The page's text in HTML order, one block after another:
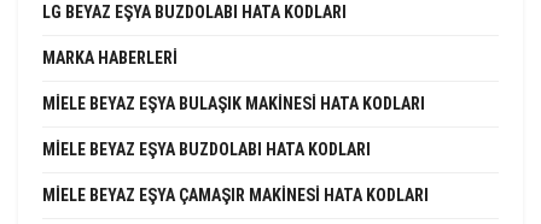
LG BEYAZ EŞYA BUZDOLABI HATA KODLARI
MARKA HABERLERI
MIELE BEYAZ EŞYA BULAŞIK MAKINESI HATA KODLARI
MIELE BEYAZ EŞYA BUZDOLABI HATA KODLARI
MIELE BEYAZ EŞYA ÇAMAŞIR MAKINESI HATA KODLARI